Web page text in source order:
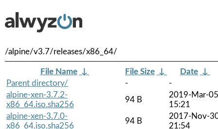
/alpine/v3.7/releases/x86_64/
File Name ↓ File Size ↓ Date ↓
Parent directory/
-
-
alpine-xen-3.7.2-
x86_64.iso.sha256
94 B
2019-Mar-05
15:21
alpine-xen-3.7.0-
x86_64.iso.sha256
94 B
2017-Nov-
21:54